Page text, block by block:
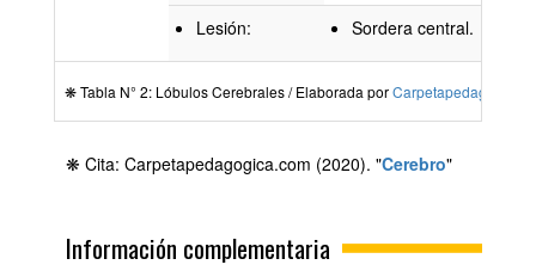
Lesión: Sordera central.
❋ Tabla N° 2: Lóbulos Cerebrales / Elaborada por
❋ Cita: Carpetapedagogica.com (2020). "Cerebro"
Información complementaria